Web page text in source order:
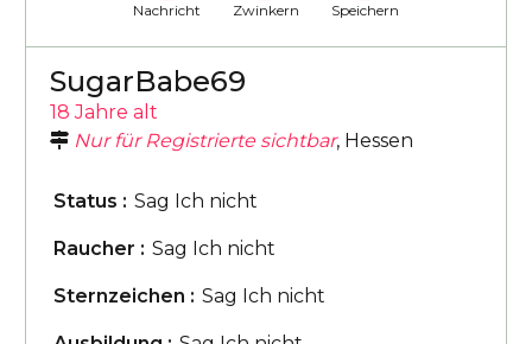
Nachricht Zwinkern Speichern
SugarBabe69
18 Jahre alt
Nur für Registrierte sichtbar, Hessen
Status : Sag Ich nicht
Raucher : Sag Ich nicht
Sternzeichen : Sag Ich nicht